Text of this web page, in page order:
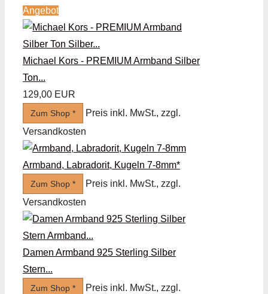
Angebot
Michael Kors - PREMIUM Armband Silber
Ton...
129,00 EUR
Zum Shop *
Preis inkl. MwSt., zzgl.
Versandkosten
Armband, Labradorit, Kugeln 7-8mm*
Zum Shop *
Preis inkl. MwSt., zzgl.
Versandkosten
Damen Armband 925 Sterling Silber
Stern...
Zum Shop *
Preis inkl. MwSt., zzgl.